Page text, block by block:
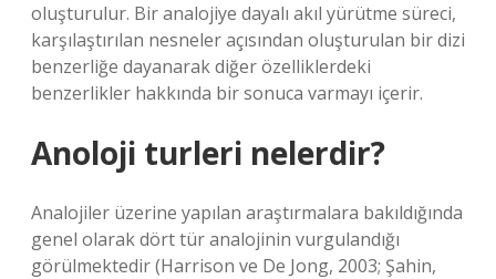
oluşturulur. Bir analojiye dayalı akıl yürütme süreci,
karşılaştırılan nesneler açısından oluşturulan bir dizi
benzerliğe dayanarak diğer özelliklerdeki
benzerlikler hakkında bir sonuca varmayı içerir.
Anoloji turleri nelerdir?
Analojiler üzerine yapılan araştırmalara bakıldığında
genel olarak dört tür analojinin vurgulandığı
görülmektedir (Harrison ve De Jong, 2003; Şahin,